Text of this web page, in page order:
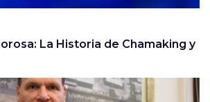
La Historia de Chamaking y